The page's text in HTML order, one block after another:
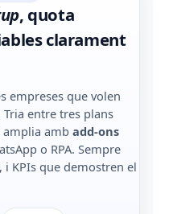
, quota
clarament
empreses que volen
entre tres plans
amplia amb add-ons
o RPA. Sempre
i KPIs que demostren el